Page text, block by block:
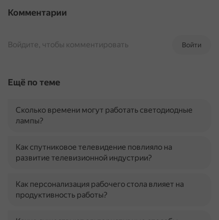
Комментарии
Войти
Войдите, чтобы комментировать
Ещё по теме
Сколько времени могут работать светодиодные
лампы?
Как спутниковое телевидение повлияло на
развитие телевизионной индустрии?
Как персонализация рабочего стола влияет на
продуктивность работы?